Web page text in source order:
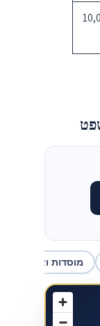
מוסדות ואכיפה